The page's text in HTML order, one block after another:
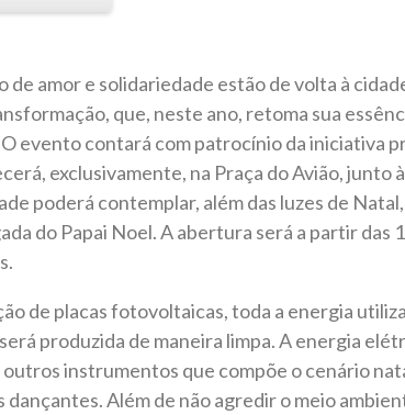
de amor e solidariedade estão de volta à
que, neste ano, retoma sua
evento contará com patrocínio da iniciativa
exclusivamente, na Praça do Avião, junto
poderá contemplar, além das luzes de
do Papai Noel. A abertura será a partir das
de placas fotovoltaicas, toda a energia
produzida de maneira limpa. A energia
instrumentos que compõe o cenário
dançantes. Além de não agredir o meio